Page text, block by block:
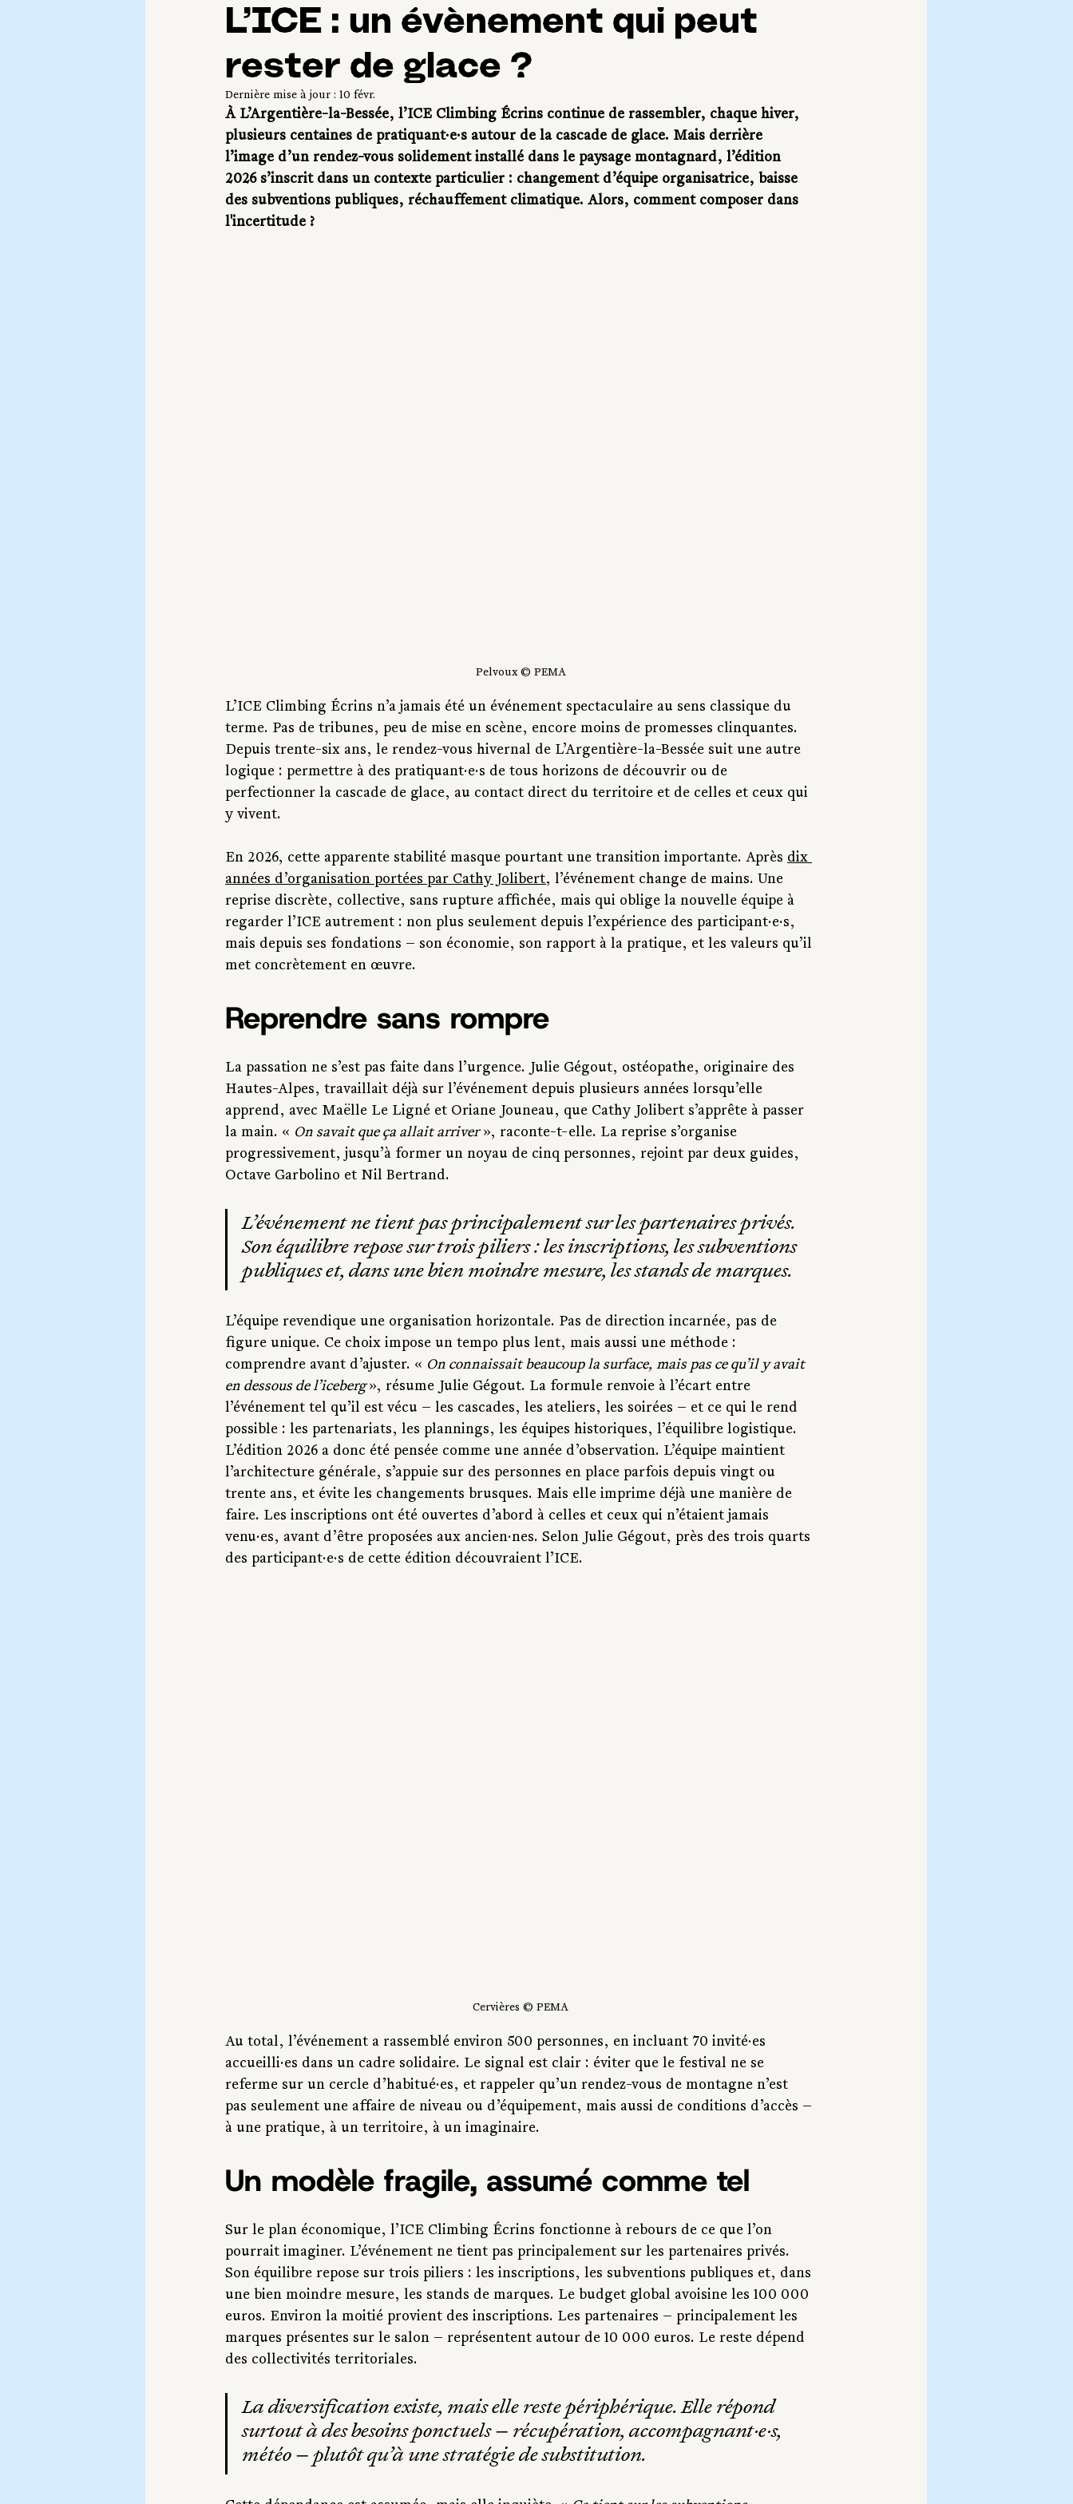
L’ICE : un évènement qui peut
rester de glace ?
Dernière mise à jour : 10 févr.
À L’Argentière-la-Bessée, l’ICE Climbing Écrins continue de rassembler, chaque hiver,
plusieurs centaines de pratiquant·e·s autour de la cascade de glace. Mais derrière
l’image d’un rendez-vous solidement installé dans le paysage montagnard, l’édition
2026 s’inscrit dans un contexte particulier : changement d’équipe organisatrice, baisse
des subventions publiques, réchauffement climatique. Alors, comment composer dans
l'incertitude ?
Pelvoux © PEMA
L’ICE Climbing Écrins n’a jamais été un événement spectaculaire au sens classique du
terme. Pas de tribunes, peu de mise en scène, encore moins de promesses clinquantes.
Depuis trente-six ans, le rendez-vous hivernal de L’Argentière-la-Bessée suit une autre
logique : permettre à des pratiquant·e·s de tous horizons de découvrir ou de
perfectionner la cascade de glace, au contact direct du territoire et de celles et ceux qui
y vivent.
En 2026, cette apparente stabilité masque pourtant une transition importante. Après dix
années d’organisation portées par Cathy Jolibert, l’événement change de mains. Une
reprise discrète, collective, sans rupture affichée, mais qui oblige la nouvelle équipe à
regarder l’ICE autrement : non plus seulement depuis l’expérience des participant·e·s,
mais depuis ses fondations — son économie, son rapport à la pratique, et les valeurs qu’il
met concrètement en œuvre.
Reprendre sans rompre
La passation ne s’est pas faite dans l’urgence. Julie Gégout, ostéopathe, originaire des
Hautes-Alpes, travaillait déjà sur l’événement depuis plusieurs années lorsqu’elle
apprend, avec Maëlle Le Ligné et Oriane Jouneau, que Cathy Jolibert s’apprête à passer
la main. « On savait que ça allait arriver », raconte-t-elle. La reprise s’organise
progressivement, jusqu’à former un noyau de cinq personnes, rejoint par deux guides,
Octave Garbolino et Nil Bertrand.
L’événement ne tient pas principalement sur les partenaires privés.
Son équilibre repose sur trois piliers : les inscriptions, les subventions
publiques et, dans une bien moindre mesure, les stands de marques.
L’équipe revendique une organisation horizontale. Pas de direction incarnée, pas de
figure unique. Ce choix impose un tempo plus lent, mais aussi une méthode :
comprendre avant d’ajuster. « On connaissait beaucoup la surface, mais pas ce qu’il y avait
en dessous de l’iceberg », résume Julie Gégout. La formule renvoie à l’écart entre
l’événement tel qu’il est vécu — les cascades, les ateliers, les soirées — et ce qui le rend
possible : les partenariats, les plannings, les équipes historiques, l’équilibre logistique.
L’édition 2026 a donc été pensée comme une année d’observation. L’équipe maintient
l’architecture générale, s’appuie sur des personnes en place parfois depuis vingt ou
trente ans, et évite les changements brusques. Mais elle imprime déjà une manière de
faire. Les inscriptions ont été ouvertes d’abord à celles et ceux qui n’étaient jamais
venu·es, avant d’être proposées aux ancien·nes. Selon Julie Gégout, près des trois quarts
des participant·e·s de cette édition découvraient l’ICE.
Cervières © PEMA
Au total, l’événement a rassemblé environ 500 personnes, en incluant 70 invité·es
accueilli·es dans un cadre solidaire. Le signal est clair : éviter que le festival ne se
referme sur un cercle d’habitué·es, et rappeler qu’un rendez-vous de montagne n’est
pas seulement une affaire de niveau ou d’équipement, mais aussi de conditions d’accès —
à une pratique, à un territoire, à un imaginaire.
Un modèle fragile, assumé comme tel
Sur le plan économique, l’ICE Climbing Écrins fonctionne à rebours de ce que l’on
pourrait imaginer. L’événement ne tient pas principalement sur les partenaires privés.
Son équilibre repose sur trois piliers : les inscriptions, les subventions publiques et, dans
une bien moindre mesure, les stands de marques. Le budget global avoisine les 100 000
euros. Environ la moitié provient des inscriptions. Les partenaires — principalement les
marques présentes sur le salon — représentent autour de 10 000 euros. Le reste dépend
des collectivités territoriales.
La diversification existe, mais elle reste périphérique. Elle répond
surtout à des besoins ponctuels — récupération, accompagnant·e·s,
météo — plutôt qu’à une stratégie de substitution.